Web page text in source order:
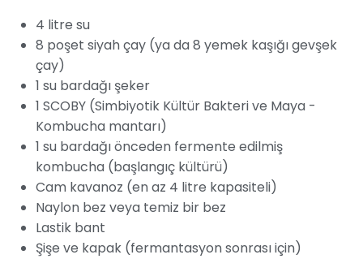
4 litre su
8 poşet siyah çay (ya da 8 yemek kaşığı gevşek
çay)
1 su bardağı şeker
1 SCOBY (Simbiyotik Kültür Bakteri ve Maya -
Kombucha mantarı)
1 su bardağı önceden fermente edilmiş
kombucha (başlangıç kültürü)
Cam kavanoz (en az 4 litre kapasiteli)
Naylon bez veya temiz bir bez
Lastik bant
Şişe ve kapak (fermantasyon sonrası için)